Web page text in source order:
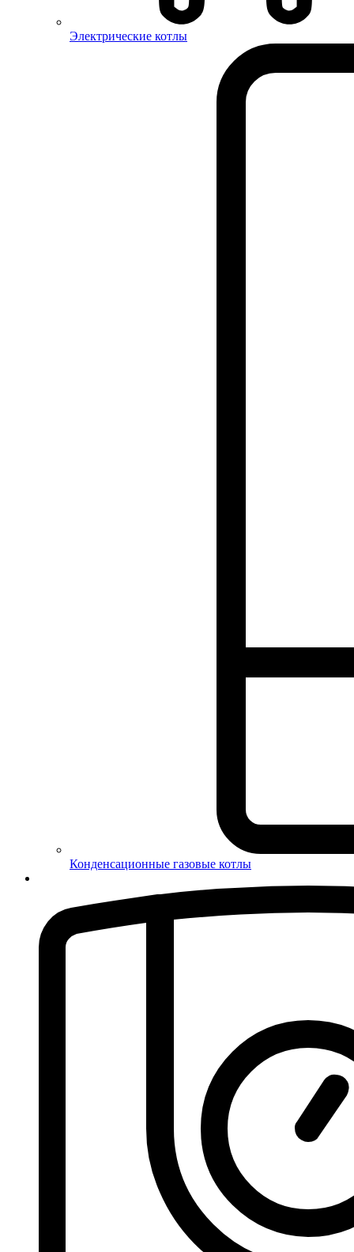
Электрические котлы
Конденсационные газовые котлы